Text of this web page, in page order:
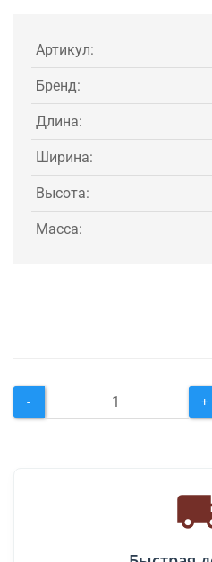
Артикул:
Бренд:
Длина:
Ширина:
Высота:
Масса:
- +